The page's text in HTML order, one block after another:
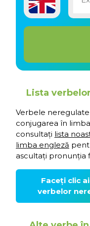
Lista
Verbele
conjugarea în
consultați lista
limba engleză
ascultați pronunția
Faceți clic
verbelor